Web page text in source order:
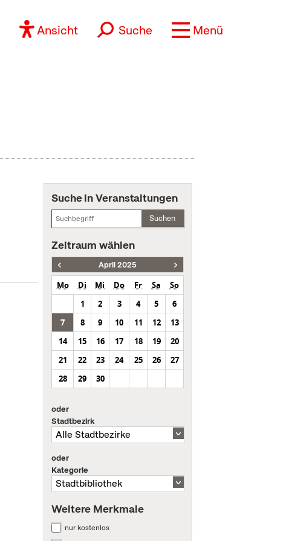
Ansicht Suche Menü
Suche in Veranstaltungen
Suchen
Zeitraum wählen
April 2025
Mo Di Mi Do Fr Sa
So
1
2 3 4 5
6
7
8 9 10 11 12
13
14
15 16 17 18 19
20
21
22 23 24 25 26
27
28
29 30
oder
Stadtbezirk
oder
Kategorie
Weitere Merkmale
nur kostenlos